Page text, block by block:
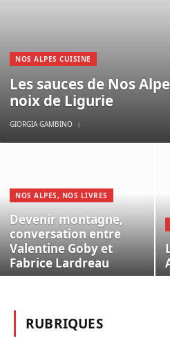
NOS ALPES CUISINE
Les sauces de Nos
noix de Ligurie
GIORGIA GAMBINO
NOS ALPES, NOS LIVRES
Devenir montagne,
conversation entre
Valentine Goby et
Fabrice Lardreau
RUBRIQUES